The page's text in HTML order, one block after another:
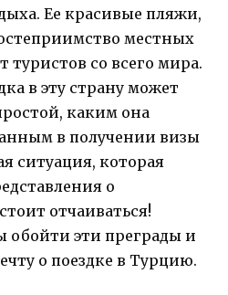
Ее красивые пляжи,
местных
со всего мира.
в эту страну может
каким она
в получении визы
ситуация, которая
о
отчаиваться!
обойти эти преграды и
о поездке в Турцию.